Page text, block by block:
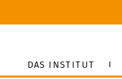
DAS INSTITUT